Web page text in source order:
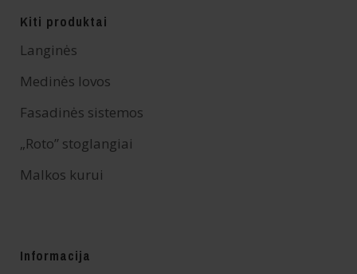
Kiti produktai
Langinės
Medinės lovos
Fasadinės sistemos
„Roto” stoglangiai
Malkos kurui
Informacija